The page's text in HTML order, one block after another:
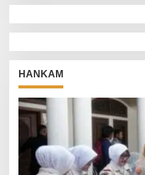
HANKAM